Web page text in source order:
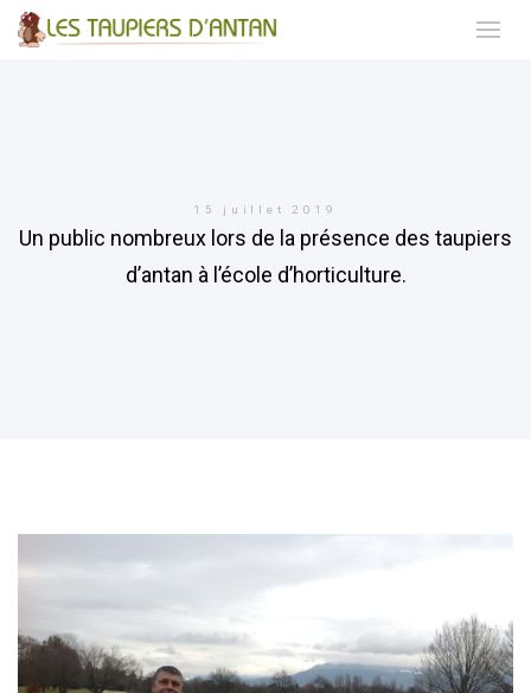
15 juillet 2019
Un public nombreux lors de la présence des taupiers
d’antan à l’école d’horticulture.